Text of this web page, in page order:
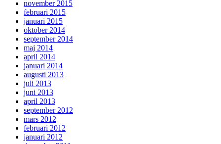
november 2015
februari 2015
januari 2015
oktober 2014
september 2014
maj 2014
april 2014
januari 2014
augusti 2013
juli 2013
juni 2013
april 2013
september 2012
mars 2012
februari 2012
januari 2012